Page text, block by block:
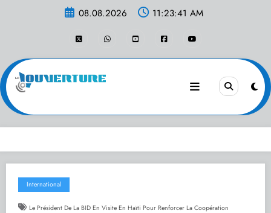
08.08.2026 11:23:41 AM
International
Le Président De La BID En Visite En Haïti Pour Renforcer La Coopération